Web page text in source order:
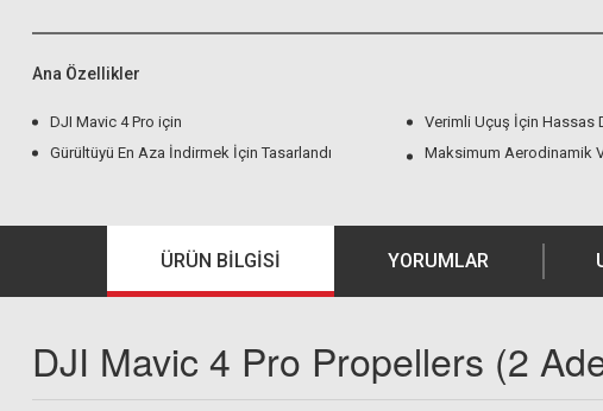
Ana Özellikler
DJI Mavic 4 Pro için
Verimli Uçuş İçin Hassas
Gürültüyü En Aza İndirmek İçin Tasarlandı
Maksimum Aerodinamik
ÜRÜN BILGISI YORUMLAR
DJI Mavic 4 Pro Propellers (2